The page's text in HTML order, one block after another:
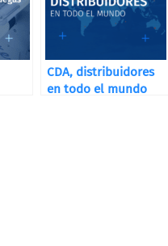
CDA, distribuidores
en todo el mundo